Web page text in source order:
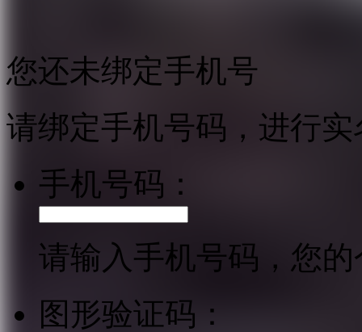
您还未绑定手机号
请绑定手机号码，进行
手机号码：
请输入手机号码，您
图形验证码：